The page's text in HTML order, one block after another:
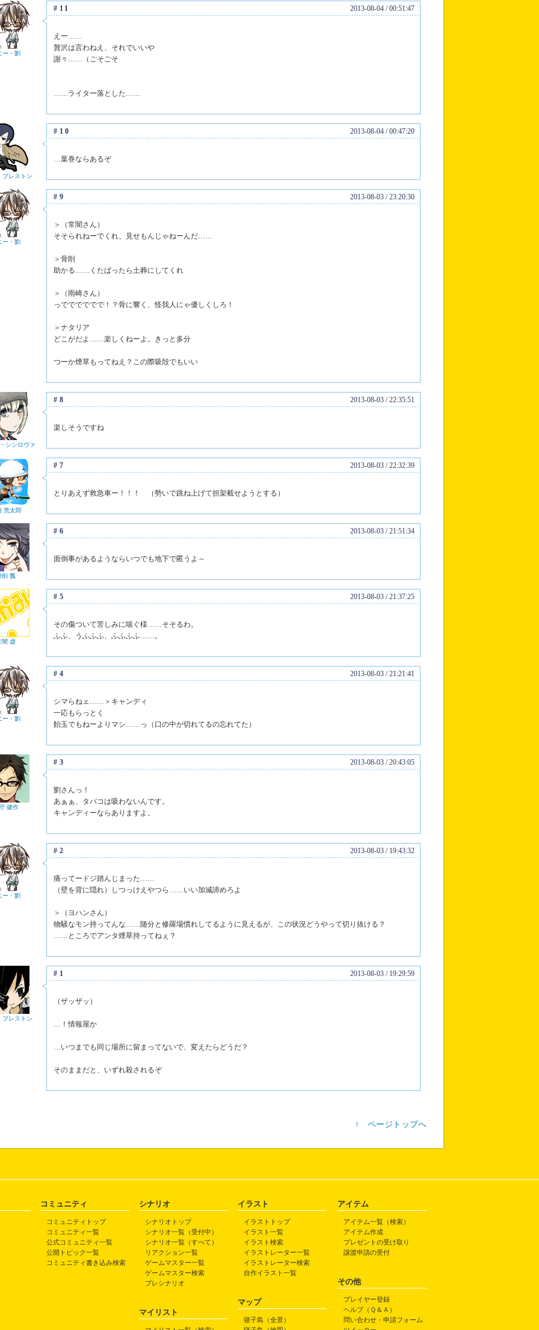
ー・劉
#11 2013-08-04 / 00:51:47
えー……
贅沢は言わねえ、それでいいや
謝々……（ごそごそ
……ライター落とした……
プレストン
#10 2013-08-04 / 00:47:20
…葉巻ならあるぞ
ー・劉
#9 2013-08-03 / 23:20:30
＞（常闇さん）
そそられねーでくれ、見せもんじゃねーんだ……
＞骨削
助かる……くたばったら土葬にしてくれ
＞（雨崎さん）
っでででででで！？骨に響く、怪我人にゃ優しくしろ！
＞ナタリア
どこがだよ……楽しくねーよ。きっと多分
つーか煙草もってねえ？この際吸殻でもいい
シシロヴァ
#8 2013-08-03 / 22:35:51
楽しそうですね
荒太郎
#7 2013-08-03 / 22:32:39
とりあえず救急車ー！！！ （勢いで跳ね上げて担架載せようとする）
削 瓢
#6 2013-08-03 / 21:51:34
面倒事があるようならいつでも地下で匿うよ～
闇 虚
#5 2013-08-03 / 21:37:25
その傷ついて苦しみに喘ぐ様……そそるわ。
ふふ、うふふふ、ふふふふ……。
ー・劉
#4 2013-08-03 / 21:21:41
シマらねェ……＞キャンディ
一応もらっとく
飴玉でもねーよりマシ……っ（口の中が切れてるの忘れてた）
健作
#3 2013-08-03 / 20:43:05
劉さんっ！
あぁぁ、タバコは吸わないんです。
キャンディーならありますよ。
ー・劉
#2 2013-08-03 / 19:43:32
痛ってードジ踏んじまった……
（壁を背に隠れ）しつっけえやつら……いい加減諦めろよ
＞（ヨハンさん）
物騒なモン持ってんな……随分と修羅場慣れしてるように見えるが、この状況どうやって切り抜ける？
……ところでアンタ煙草持ってねぇ？
プレストン
#1 2013-08-03 / 19:29:59
（ザッザッ）
…！情報屋か
…いつまでも同じ場所に留まってないで、変えたらどうだ？
そのままだと、いずれ殺されるぞ
↑ ページトップへ
コミュニティ
コミュニティトップ
コミュニティ一覧
公式コミュニティ一覧
公開トピック一覧
コミュニティ書き込み検索
シナリオ
シナリオトップ
シナリオ一覧（受付中）
シナリオ一覧（すべて）
リアクション一覧
ゲームマスター一覧
ゲームマスター検索
プレシナリオ
マイリスト
イラスト
イラストトップ
イラスト一覧
イラスト検索
イラストレーター一覧
イラストレーター検索
自作イラスト一覧
マップ
寝子島（全景）
アイテム
アイテム一覧（検索）
アイテム作成
プレゼントの受け取り
譲渡申請の受付
その他
プレイヤー登録
ヘルプ（Ｑ＆Ａ）
問い合わせ・申請フォーム